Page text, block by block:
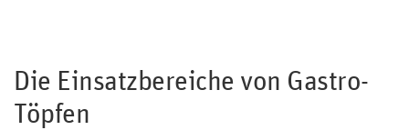
Die Einsatzbereiche von Gastro-
Töpfen